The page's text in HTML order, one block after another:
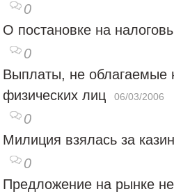
0
О постановке на
0
Выплаты, не облагаемые
физических лиц
06/03/2006
0
Милиция взялась за
0
Предложение на рынке